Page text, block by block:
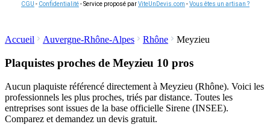
CGU - Confidentialité- Service proposé parViteUnDevis.com -Vous êtes un artisan ?
Accueil Auvergne-Rhône-Alpes Rhône Meyzieu
Plaquistes proches de Meyzieu 10 pros
Aucun plaquiste référencé directement à Meyzieu (Rhône). Voici les
professionnels les plus proches, triés par distance. Toutes les
entreprises sont issues de la base officielle Sirene (INSEE).
Comparez et demandez un devis gratuit.